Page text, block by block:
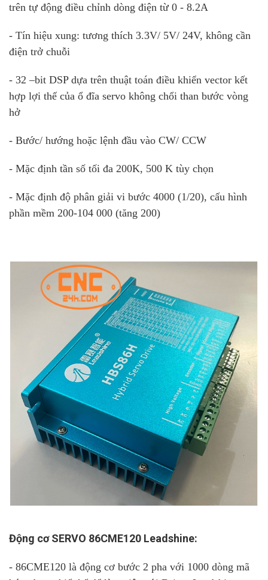
trên tự động điều chỉnh dòng điện từ 0 - 8.2A
- Tín hiệu xung: tương thích 3.3V/ 5V/ 24V, không cần
điện trở chuỗi
- 32 –bit DSP dựa trên thuật toán điều khiển vector kết
hợp lợi thế của ổ đĩa servo không chổi than bước vòng
hở
- Bước/ hướng hoặc lệnh đầu vào CW/ CCW
- Mặc định tần số tối đa 200K, 500 K tùy chọn
- Mặc định độ phân giải vi bước 4000 (1/20), cấu hình
phần mềm 200-104 000 (tăng 200)
Động cơ SERVO 86CME120 Leadshine:
- 86CME120 là động cơ bước 2 pha với 1000 dòng mã